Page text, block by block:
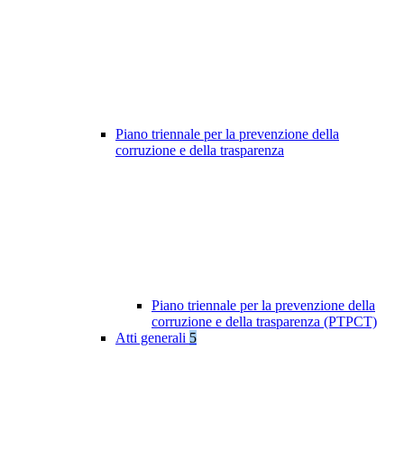
Piano triennale per la prevenzione della
corruzione e della trasparenza
Piano triennale per la prevenzione della
corruzione e della trasparenza (PTPCT)
Atti generali 5